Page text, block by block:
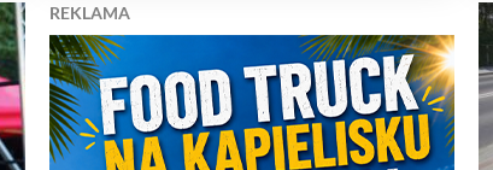
REKLAMA